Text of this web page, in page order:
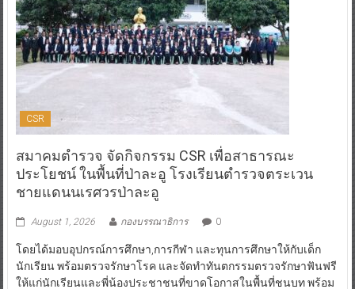
CSR
สมาคมตำรวจ จัดกิจกรรม CSR เพื่อสาธารณะ
ประโยชน์ ในพื้นที่ป่าละอู โรงเรียนตำรวจตระเวน
ชายแดนนเรศวรป่าละอู
August 1, 2026 กองบรรณาธิการ 0
โดยได้มอบอุปกรณ์การศึกษา,การกีฬา และทุนการศึกษาให้กับเด็ก
นักเรียน พร้อมตรวจรักษาโรค และจัดทำทันตกรรมตรวจรักษาฟันฟรี
ให้แก่นักเรียนและพี่น้องประชาชนที่ขาดโอกาสในพื้นที่ชนบท พร้อม